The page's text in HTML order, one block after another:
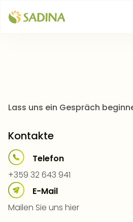
Lass uns ein Gespräch
Kontakte
Telefon
+359 32 643 941
E-Mail
Mailen Sie uns hier